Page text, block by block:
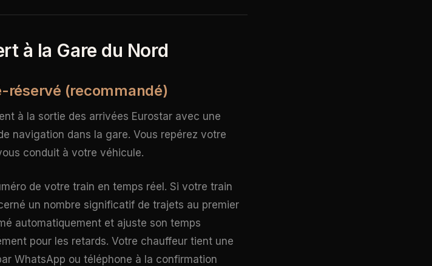
à la Gare du Nord
réservé (recommandé)
à la sortie des arrivées Eurostar avec une
navigation dans la gare. Vous repérez votre
conduit à votre véhicule.
de votre train en temps réel. Si votre train
un nombre significatif de trajets au premier
automatiquement et ajuste son temps
pour les retards. Votre chauffeur tient une
WhatsApp ou téléphone à la confirmation